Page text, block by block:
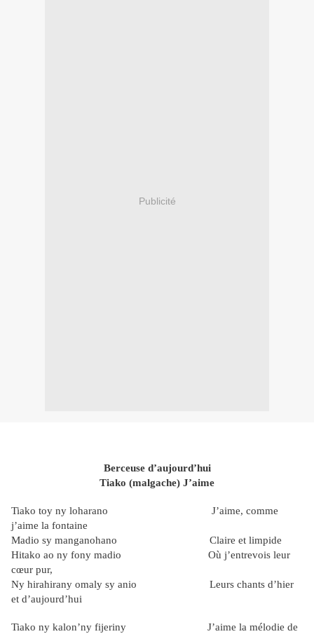
Publicité
Berceuse d’aujourd’hui
Tiako (malgache) J’aime
Tiako toy ny loharano J’aime, comme
j’aime la fontaine
Madio sy manganohano Claire et limpide
Hitako ao ny fony madio Où j’entrevois leur
cœur pur,
Ny hirahirany omaly sy anio Leurs chants d’hier
et d’aujourd’hui
Tiako ny kalon’ny fijeriny J’aime la mélodie de